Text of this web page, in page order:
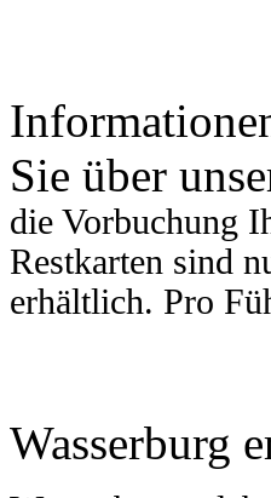
Sie über
die Vorbuchung
Restkarten sind
erhältlich. Pro
Wasserburg